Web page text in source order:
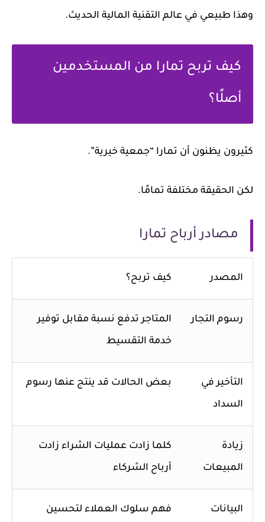
وهذا طبيعي في عالم التقنية المالية الحديث.
كيف تربح تمارا من المستخدمين
أصلًا؟
كثيرون يظنون أن تمارا “جمعية خيرية”.
لكن الحقيقة مختلفة تمامًا.
مصادر أرباح تمارا
المصدر كيف تربح؟
رسوم التجار المتاجر تدفع نسبة مقابل توفير
خدمة التقسيط
التأخير في
السداد
بعض الحالات قد ينتج عنها رسوم
زيادة
المبيعات
كلما زادت عمليات الشراء زادت
أرباح الشركاء
البيانات فهم سلوك العملاء لتحسين